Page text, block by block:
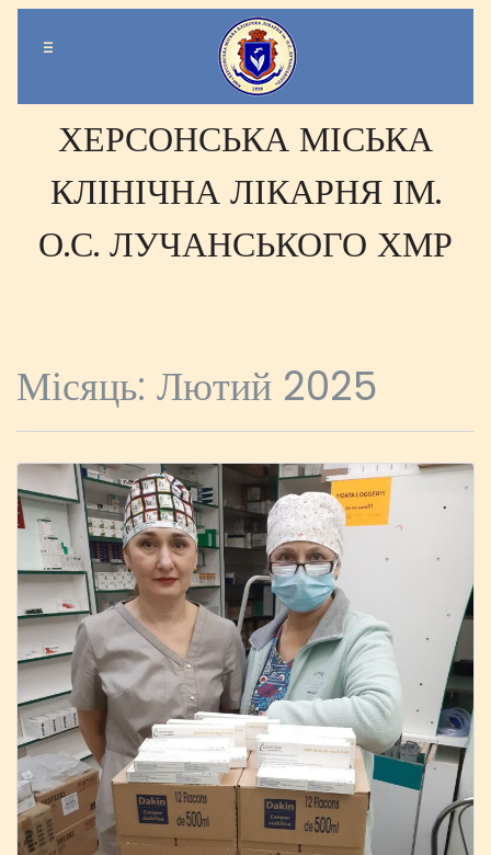
-
-
-
ХЕРСОНСЬКА МІСЬКА
КЛІНІЧНА ЛІКАРНЯ ІМ.
О.С. ЛУЧАНСЬКОГО ХМР
Місяць: Лютий 2025